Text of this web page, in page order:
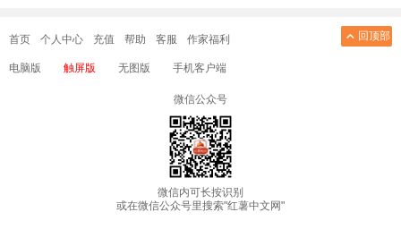
首页 个人中心 充值 帮助 客服 作家福利 回顶部
电脑版 触屏版 无图版 手机客户端
微信公众号
微信内可长按识别
或在微信公众号里搜索"红薯中文网"